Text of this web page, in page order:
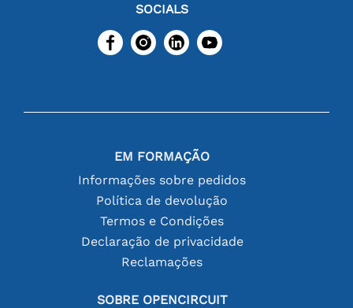
SOCIALS
EM FORMAÇÃO
Informações sobre pedidos
Política de devolução
Termos e Condições
Declaração de privacidade
Reclamações
SOBRE OPENCIRCUIT